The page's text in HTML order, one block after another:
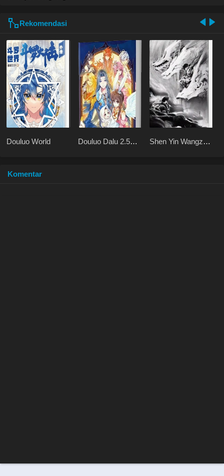
Rekomendasi
Douluo World
Douluo Dalu 2.5
Shen Yin Wangzuo
Komentar